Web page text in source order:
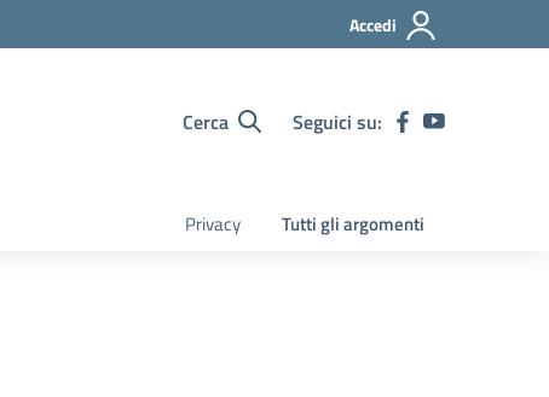
Accedi
Cerca Seguici su:
Privacy Tutti gli argomenti